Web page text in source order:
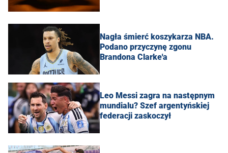
Nagła śmierć koszykarza NBA.
Podano przyczynę zgonu
Brandona Clarke'a
Leo Messi zagra na następnym
mundialu? Szef argentyńskiej
federacji zaskoczył